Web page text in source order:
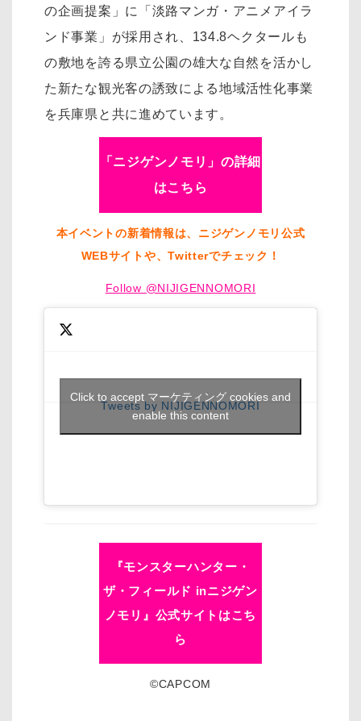
の企画提案」に「淡路マンガ・アニメアイラ
ンド事業」が採用され、134.8ヘクタールも
の敷地を誇る県立公園の雄大な自然を活かし
た新たな観光客の誘致による地域活性化事業
を兵庫県と共に進めています。
「ニジゲンノモリ」の詳細
はこちら
本イベントの新着情報は、ニジゲンノモリ公式
WEBサイトや、Twitterでチェック！
Follow @NIJIGENNOMORI
Tweets by NIJIGENNOMORI
Click to accept マーケティング cookies and
enable this content
『モンスターハンター・
ザ・フィールド inニジゲン
ノモリ』公式サイトはこち
ら
©CAPCOM